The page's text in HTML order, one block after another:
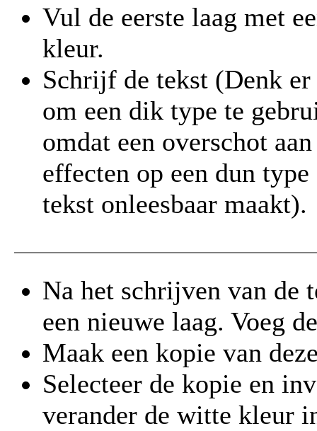
Vul de eerste laag met
kleur.
Schrijf de tekst (Denk er
om een dik type te
omdat een overschot aan
effecten op een dun type
tekst onleesbaar maakt).
Na het schrijven van de
een nieuwe laag. Voeg
Maak een kopie van
Selecteer de kopie en
verander de witte kleur